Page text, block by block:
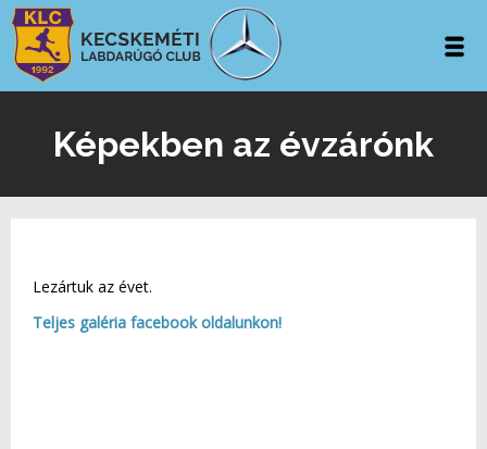
Képekben az évzárónk
Lezártuk az évet.
Teljes galéria facebook oldalunkon!